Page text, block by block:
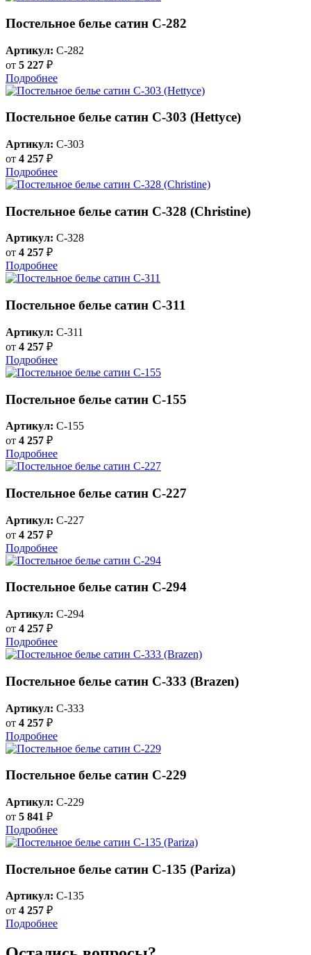
Постельное белье сатин С-282
Артикул: C-282
от 5 227 ₽
Подробнее
Постельное белье сатин С-303 (Hettyce)
Артикул: C-303
от 4 257 ₽
Подробнее
Постельное белье сатин С-328 (Christine)
Артикул: C-328
от 4 257 ₽
Подробнее
Постельное белье сатин С-311
Артикул: C-311
от 4 257 ₽
Подробнее
Постельное белье сатин С-155
Артикул: C-155
от 4 257 ₽
Подробнее
Постельное белье сатин С-227
Артикул: C-227
от 4 257 ₽
Подробнее
Постельное белье сатин С-294
Артикул: C-294
от 4 257 ₽
Подробнее
Постельное белье сатин С-333 (Brazen)
Артикул: C-333
от 4 257 ₽
Подробнее
Постельное белье сатин С-229
Артикул: C-229
от 5 841 ₽
Подробнее
Постельное белье сатин С-135 (Pariza)
Артикул: C-135
от 4 257 ₽
Подробнее